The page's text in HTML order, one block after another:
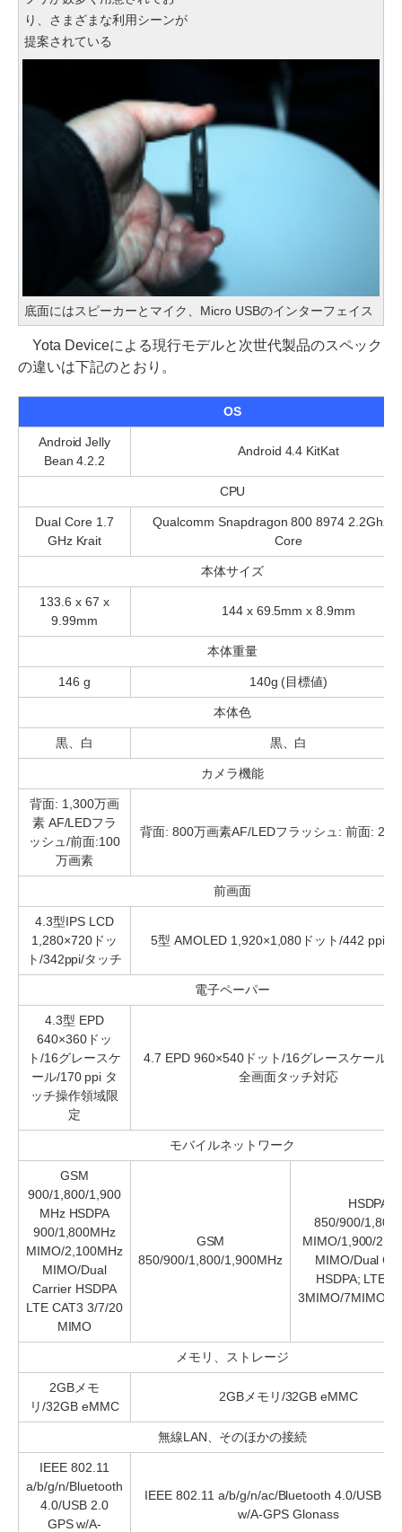
り、さまざまな利用シーンが
提案されている
底面にはスピーカーとマイク、Micro USBのインターフェイス
Yota Deviceによる現行モデルと次世代製品のスペック
の違いは下記のとおり。
OS
Android Jelly
Bean 4.2.2
Android 4.4 KitKat
CPU
Dual Core 1.7
GHz Krait
Qualcomm Snapdragon 800 8974 2.2Ghz
Core
本体サイズ
133.6 x 67 x
9.99mm
144 x 69.5mm x 8.9mm
本体重量
146 g 140g (目標値)
本体色
黒、白 黒、白
カメラ機能
背面: 1,300万画
素 AF/LEDフラ
ッシュ/前面:100
万画素
背面: 800万画素AF/LEDフラッシュ: 前面: 200
前画面
4.3型IPS LCD
1,280×720ドッ
ト/342ppi/タッチ
5型 AMOLED 1,920×1,080ドット/442 ppi/
電子ペーパー
4.3型 EPD
640×360ドッ
ト/16グレースケ
ール/170 ppi タ
ッチ操作領域限
定
4.7 EPD 960×540ドット/16グレースケール/
全画面タッチ対応
モバイルネットワーク
GSM
900/1,800/1,900
MHz HSDPA
900/1,800MHz
MIMO/2,100MHz
MIMO/Dual
Carrier HSDPA
LTE CAT3 3/7/20
MIMO
GSM
850/900/1,800/1,900MHz
HSDPA
850/900/
MIMO/1,900/
MIMO/Dual
HSDPA; LTE
3MIMO/7MIMO/
メモリ、ストレージ
2GBメモ
リ/32GB eMMC
2GBメモリ/32GB eMMC
無線LAN、そのほかの接続
IEEE 802.11
a/b/g/n/Bluetooth
4.0/USB 2.0
GPS w/A-
IEEE 802.11 a/b/g/n/ac/Bluetooth 4.0/USB
w/A-GPS Glonass